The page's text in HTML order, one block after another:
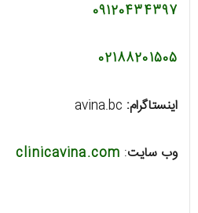
09120434397
02188201505
اینستاگرام:
وب سایت:
clinicavina.com